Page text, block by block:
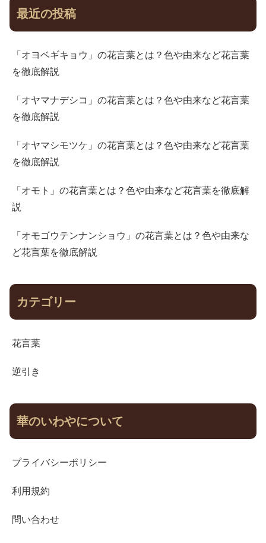
最近の投稿
「オヨベギキョウ」の花言葉とは？色や由来など花言葉
を徹底解説
「オヤマナデシコ」の花言葉とは？色や由来など花言葉
を徹底解説
「オヤマシモツケ」の花言葉とは？色や由来など花言葉
を徹底解説
「オモト」の花言葉とは？色や由来など花言葉を徹底解
説
「オモゴウテンナンショウ」の花言葉とは？色や由来な
ど花言葉を徹底解説
カテゴリー
花言葉
逆引き
華のいわやについて
プライバシーポリシー
利用規約
問い合わせ